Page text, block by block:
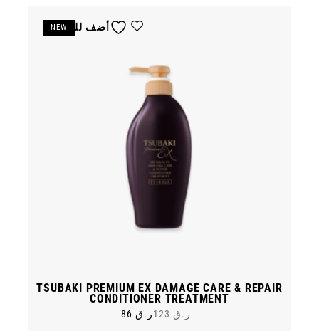
خصم
NEW
أضف للمفضلة
TSUBAKI PREMIUM EX DAMAGE CARE & REPAIR
CONDITIONER TREATMENT
ر.ق123
Original
ر.ق
Current